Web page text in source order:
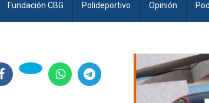
Fundación CBG Polideportivo Opinión